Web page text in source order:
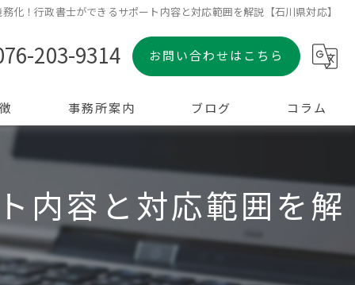
化！行政書士ができるサポート内容と対応範囲を解説【石川県対応】
203-9314 お問い合わせはこちら
事務所案内 ブログ コラム
内容と対応範囲を解